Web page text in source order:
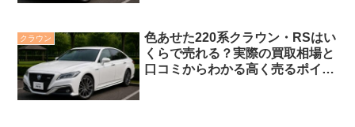
クラウン
色あせた220系クラウン・RSはい
くらで売れる？実際の買取相場と
口コミからわかる高く売るポイン